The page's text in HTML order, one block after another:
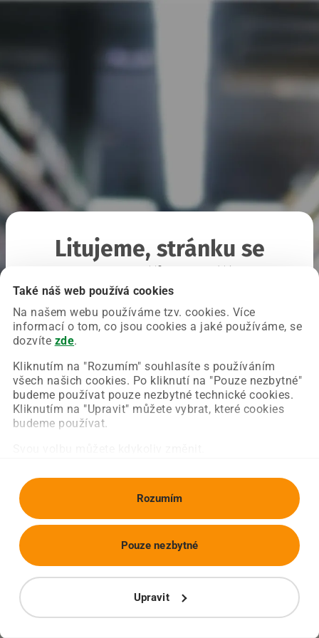
Také náš web používá cookies
Na našem webu používáme tzv. cookies. Více
informací o tom, co jsou cookies a jaké používáme, se
dozvíte zde.
Kliknutím na "Rozumím" souhlasíte s používáním
všech našich cookies. Po kliknutí na "Pouze nezbytné"
budeme používat pouze nezbytné technické cookies.
Kliknutím na "Upravit" můžete vybrat, které cookies
budeme používat.
Rozumím
Upravit
Pouze nezbytné
Litujeme, stránku se
Chyba nastala na naší straně a už ji opravujeme.
Zkuste prosím znovu načíst požadovanou stránku.
Obnovit stránku Úvodní strana